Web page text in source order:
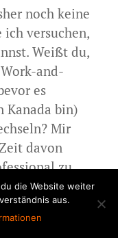
noch keine
versuchen,
Weißt du,
and-
es
Kanada bin)
Mir
davon
zu
die Website weiter
aus.